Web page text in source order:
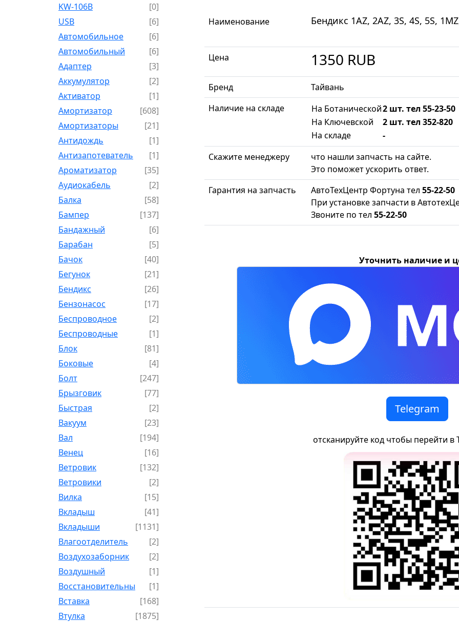
KW-106B
[0]
USB
[6]
Автомобильное
[6]
Автомобильный
[6]
Адаптер
[3]
Аккумулятор
[2]
Активатор
[1]
Амортизатор
[608]
Амортизаторы
[21]
Антидождь
[1]
Антизапотеватель
[1]
Ароматизатор
[35]
Аудиокабель
[2]
Балка
[58]
Бампер
[137]
Бандажный
[6]
Барабан
[5]
Бачок
[40]
Бегунок
[21]
Бендикс
[26]
Бензонасос
[17]
Беспроводное
[2]
Беспроводные
[1]
Блок
[81]
Боковые
[4]
Болт
[247]
Брызговик
[77]
Быстрая
[2]
Вакуум
[23]
Вал
[194]
Венец
[16]
Ветровик
[132]
Ветровики
[2]
Вилка
[15]
Вкладыш
[41]
Вкладыши
[1131]
Влагоотделитель
[2]
Воздухозаборник
[2]
Воздушный
[1]
Восстановительный
[1]
Вставка
[168]
Втулка
[1875]
Наименование Бендикс 1AZ, 2AZ, 3S, 4S, 5S,
Цена 1350 RUB
Бренд
Тайвань
Наличие на складе
На Ботанической2 шт. тел 55-23-50
На Ключевской
2 шт. тел 352-820
На складе
-
Скажите менеджеру
что нашли запчасть на сайте.
Это поможет ускорить ответ.
Гарантия на запчасть
АвтоТехЦентр Фортуна тел 55-22-50
При установке запчасти в
Звоните по тел 55-22-50
Уточнить наличие и
Telegram
отсканируйте код чтобы перейти в